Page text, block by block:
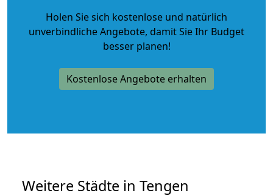
Holen Sie sich kostenlose und natürlich
unverbindliche Angebote, damit Sie Ihr Budget
besser planen!
Kostenlose Angebote erhalten
Weitere Städte in Tengen